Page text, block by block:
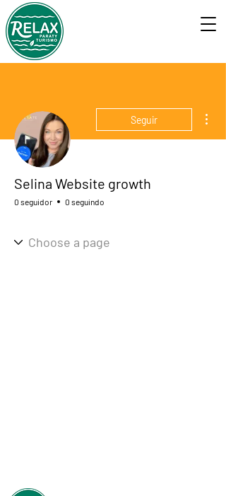
Seguir
Selina Website growth
0 seguidor 0 seguindo